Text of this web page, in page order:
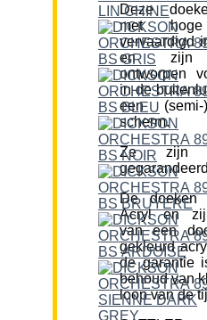
Deze
met
vervaardigd
en zijn
ontworpen
in de
een
scherm.
Ze zijn
De doeken
Acryl en
van een
gekleurd
de garantie
behoud van
loop van de